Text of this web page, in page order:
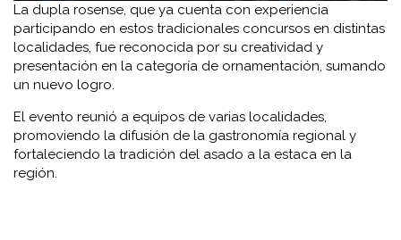
La dupla rosense, que ya cuenta con experiencia
participando en estos tradicionales concursos en distintas
localidades, fue reconocida por su creatividad y
presentación en la categoría de ornamentación, sumando
un nuevo logro.
El evento reunió a equipos de varias localidades,
promoviendo la difusión de la gastronomía regional y
fortaleciendo la tradición del asado a la estaca en la
región.